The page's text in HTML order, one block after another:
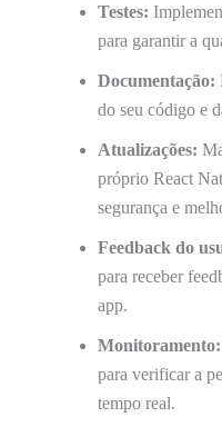
Testes:
para garantir a
Documentação:
do seu código e
Atualizações:
próprio React
segurança e
Feedback do
para receber
app.
Monitoramento:
para verificar a
tempo real.